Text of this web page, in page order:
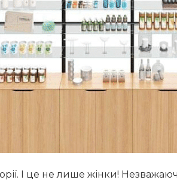
І це не лише жінки!